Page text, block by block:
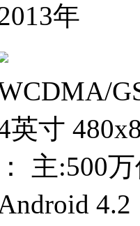
年
英寸
主:500
4.2